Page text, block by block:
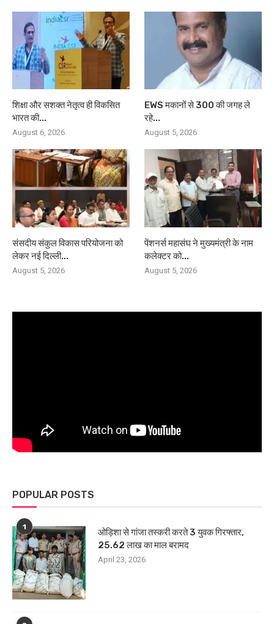
शिक्षा और सशक्त नेतृत्व ही विकसित
भारत की...
August 6, 2026
EWS मकानों से 300 की जगह ले
रहे...
August 5, 2026
संसदीय संकुल विकास परियोजना को
लेकर नई दिल्ली...
August 5, 2026
पेंशनर्स महासंघ ने मुख्यमंत्री के नाम
कलेक्टर को...
August 5, 2026
POPULAR POSTS
1
ओड़िशा से गांजा तस्करी करते 3 युवक गिरफ्तार,
25.62 लाख का माल बरामद
April 23, 2026